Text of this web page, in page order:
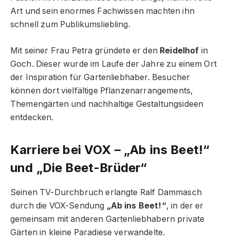
Art und sein enormes Fachwissen machten ihn
schnell zum Publikumsliebling.
Mit seiner Frau Petra gründete er den Reidelhof in
Goch. Dieser wurde im Laufe der Jahre zu einem Ort
der Inspiration für Gartenliebhaber. Besucher
können dort vielfältige Pflanzenarrangements,
Themengärten und nachhaltige Gestaltungsideen
entdecken.
Karriere bei VOX – „Ab ins Beet!“
und „Die Beet-Brüder“
Seinen TV-Durchbruch erlangte Ralf Dammasch
durch die VOX-Sendung „Ab ins Beet!“, in der er
gemeinsam mit anderen Gartenliebhabern private
Gärten in kleine Paradiese verwandelte.